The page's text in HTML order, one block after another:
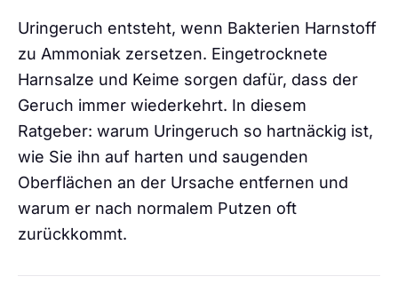
Uringeruch entsteht, wenn Bakterien Harnstoff
zu Ammoniak zersetzen. Eingetrocknete
Harnsalze und Keime sorgen dafür, dass der
Geruch immer wiederkehrt. In diesem
Ratgeber: warum Uringeruch so hartnäckig ist,
wie Sie ihn auf harten und saugenden
Oberflächen an der Ursache entfernen und
warum er nach normalem Putzen oft
zurückkommt.